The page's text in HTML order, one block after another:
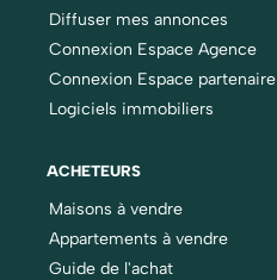
Diffuser mes annonces
Connexion Espace Agence
Connexion Espace partenaire
Logiciels immobiliers
ACHETEURS
Maisons à vendre
Appartements à vendre
Guide de l'achat